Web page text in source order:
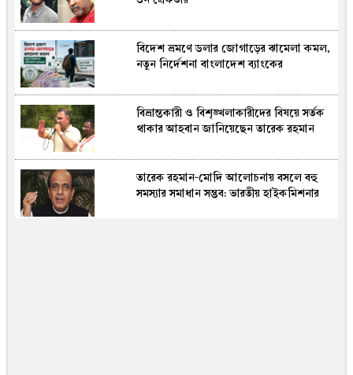
বিদেশ ভ্রমণে ডলার জোগাড়ের ঝামেলা কমল,
নতুন নির্দেশনা বাংলাদেশ ব্যাংকের
বিভ্রান্তকারী ও বিশৃঙ্খলাকারীদের বিষয়ে সর্তক
থাকার আহবান জানিয়েছেন তারেক রহমান
তারেক রহমান-মোদি আলোচনায় বসলে বহু
সমস্যার সমাধান সম্ভব: ভারতীয় হাইকমিশনার